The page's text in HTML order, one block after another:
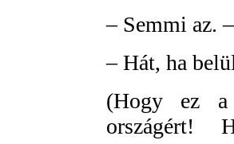
– Semmi az.
–Hát, ha
(Hogy ez a
országért!